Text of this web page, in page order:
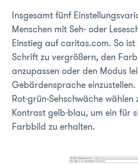
Insgesamt fünf
Menschen mit Seh- oder
Einstieg auf caritas.com. So
Schrift zu vergrößern, den
anzupassen oder den Modus
Gebärdensprache
Rot-grün-Sehschwäche wählen
Kontrast gelb-blau, um ein für
Farbbild zu erhalten.